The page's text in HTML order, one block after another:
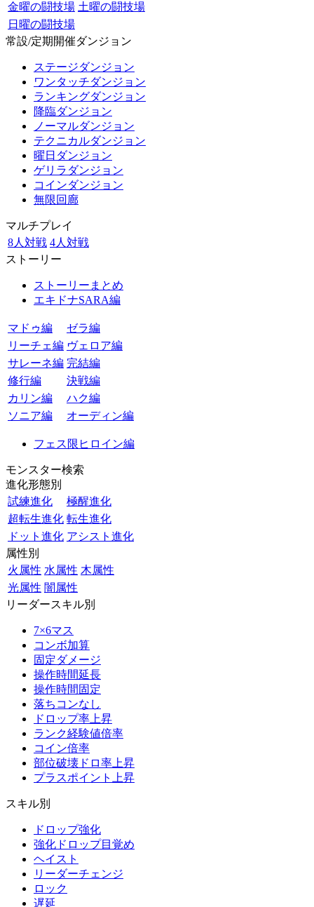
金曜の闘技場 土曜の闘技場
日曜の闘技場
常設/定期開催ダンジョン
ステージダンジョン
ワンタッチダンジョン
ランキングダンジョン
降臨ダンジョン
ノーマルダンジョン
テクニカルダンジョン
曜日ダンジョン
ゲリラダンジョン
コインダンジョン
無限回廊
マルチプレイ
8人対戦 4人対戦
ストーリー
ストーリーまとめ
エキドナSARA編
マドゥ編
ゼラ編
リーチェ編 ヴェロア編
サレーネ編 完結編
修行編
決戦編
カリン編
ハク編
ソニア編
オーディン編
フェス限ヒロイン編
モンスター検索
進化形態別
試練進化
極醒進化
超転生進化 転生進化
ドット進化 アシスト進化
属性別
火属性 水属性 木属性
光属性 闇属性
リーダースキル別
7×6マス
コンボ加算
固定ダメージ
操作時間延長
操作時間固定
落ちコンなし
ドロップ率上昇
ランク経験値倍率
コイン倍率
部位破壊ドロ率上昇
プラスポイント上昇
スキル別
ドロップ強化
強化ドロップ目覚め
ヘイスト
リーダーチェンジ
ロック
遅延